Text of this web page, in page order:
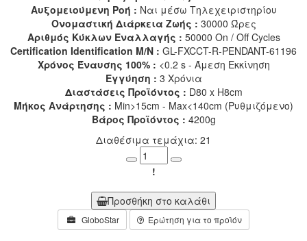
Αυξομειούμενη Ροή : Ναι μέσω Τηλεχειριστηρίου
Ονομαστική Διάρκεια Ζωής : 30000 Ώρες
Αριθμός Κύκλων Εναλλαγής : 50000 On / Off Cycles
Certification Identification M/N : GL-FXCCT-R-PENDANT-61196
Χρόνος Έναυσης 100% : <0.2 s - Άμεση Εκκίνηση
Εγγύηση : 3 Χρόνια
Διαστάσεις Προϊόντος : D80 x H8cm
Μήκος Ανάρτησης : Min>15cm - Max<140cm (Ρυθμιζόμενο)
Βάρος Προϊόντος : 4200g
Διαθέσιμα τεμάχια: 21
Minus
Plus
!
Προσθήκη στο καλάθι
GloboStar Ερώτηση για το προϊόν